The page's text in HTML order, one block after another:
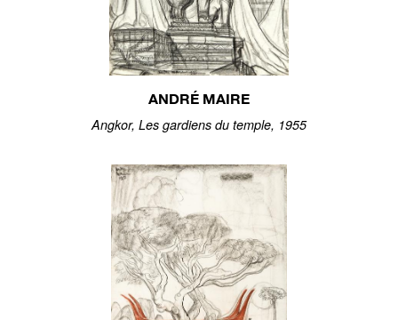
ANDRÉ MAIRE
Angkor, Les gardiens du temple, 1955